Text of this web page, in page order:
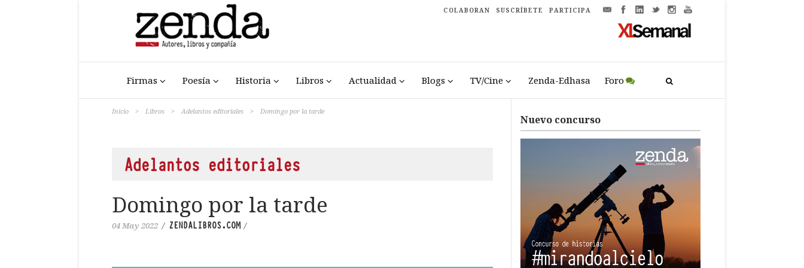
COLABORAN SUSCRÍBETE PARTICIPA
Firmas Poesía Historia Libros Actualidad Blogs TV/Cine Zenda-Edhasa Foro
Inicio > Libros > Adelantos editoriales > Domingo por la tarde
Adelantos editoriales
Domingo por la tarde
04 May 2022 / ZENDALIBROS.COM/
Nuevo concurso